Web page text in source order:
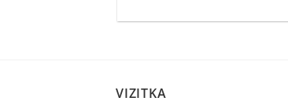
VIZITKA